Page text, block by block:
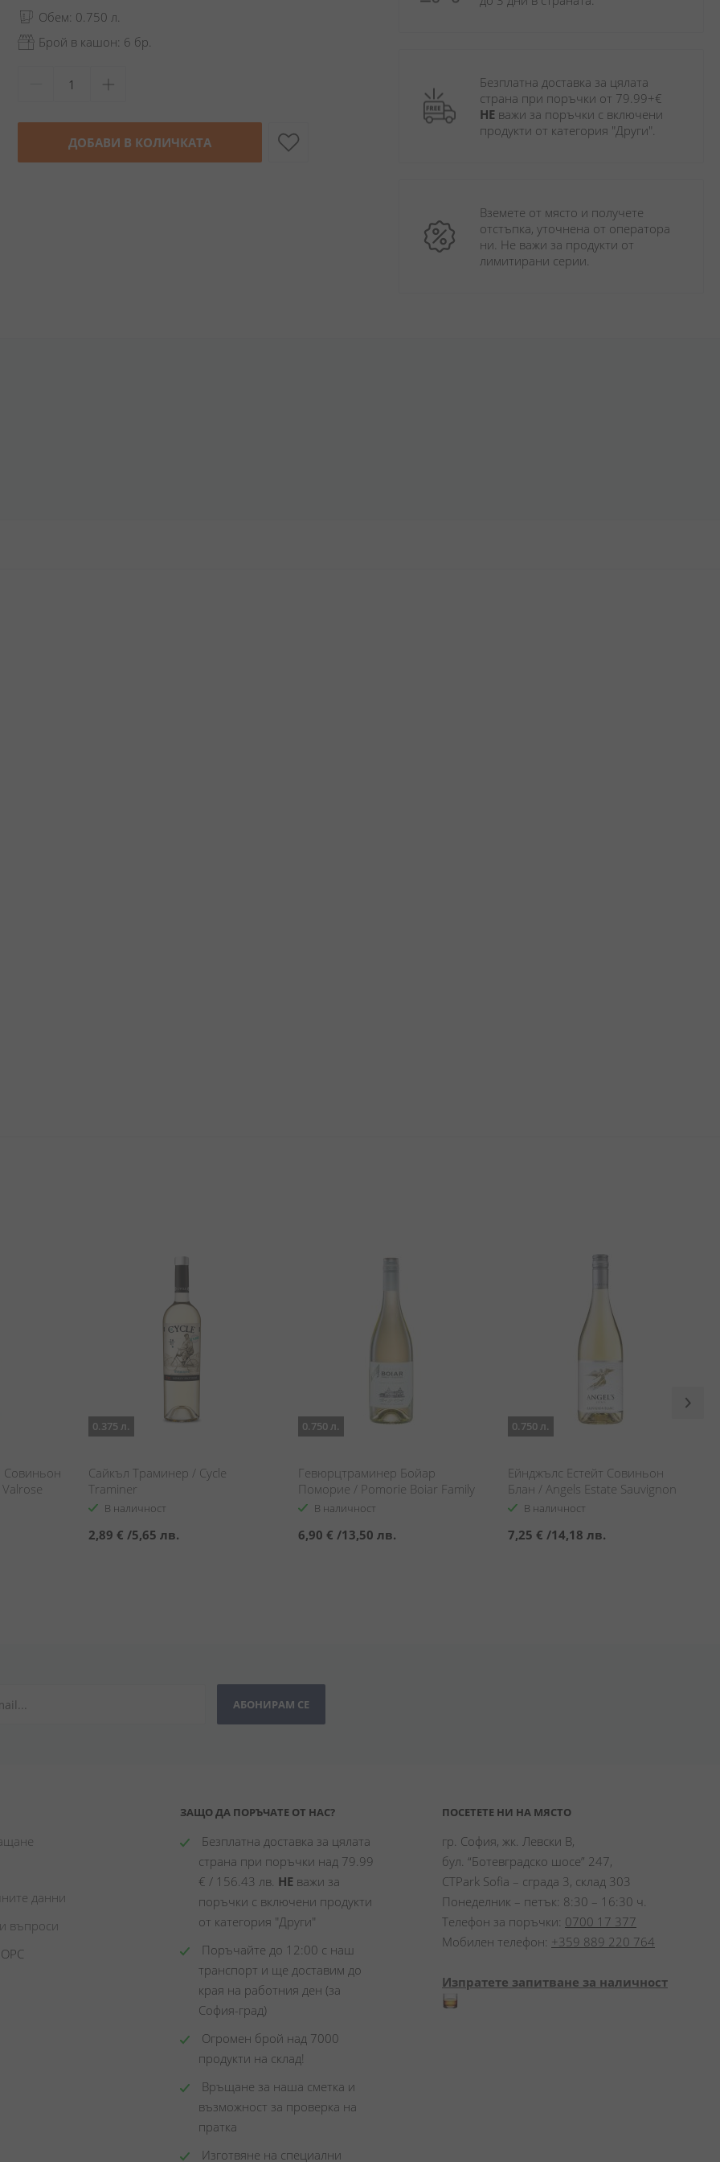
Обем: 0.750 л.
Брой в кашон: 6 бр.
ДОБАВИ В КОЛИЧКАТА
Безплатна доставка за цялата
НЕ важи за поръчки с включени
продукти от категория "Други".
Вземете от място и получете
отстъпка, уточнена от оператора
ни. Не важи за продукти от
лимитирани серии.
Совиньон
0.375 л.
Сайкъл Траминер / Cycle
Traminer
В наличност
2,89 € /5,65 лв.
0.750 л.
Гевюрцтраминер Бойар
Поморие / Pomorie Boiar Family
Tradition Gewurztraminer
В наличност
6,90 € /13,50 лв.
0.750 л.
Ейнджълс Естейт Совиньон
Блан / Angels Estate Sauvignon
BlancВ наличност
7,25 € /14,18 лв.
АБОНИРАМ СЕ
данни
въпроси
ЗАЩО ДА ПОРЪЧАТЕ ОТ НАС?
Безплатна доставка за цялата
страна при поръчки над 79.99
€ / 156.43 лв. НЕ важи за
поръчки с включени продукти
от категория "Други"
Поръчайте до 12:00 с наш
транспорт и ще доставим до
края на работния ден (за
София-град)
Огромен брой над 7000
продукти на склад!
Връщане за наша сметка и
възможност за проверка на
пратка
Изготвяне на специални
ПОСЕТЕТЕ НИ НА МЯСТО
гр. София, жк. Левски В,
бул. “Ботевградско шосе” 247,
CTPark Sofia – сграда 3, склад 303
Понеделник – петък: 8:30 – 16:30 ч.
Телефон за поръчки: 0700 17 377
Мобилен телефон: +359 889 220 764
Изпратете запитване за наличност